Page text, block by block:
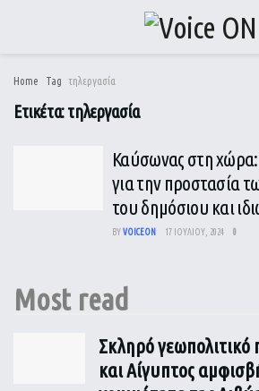
Home Tag τηλεργασία
Ετικέτα:τηλεργασία
Καύσωνας στη
για την προστασία
του δημόσιου και
BYVOICEON 17 ΙΟΥΛΊΟΥ, 2024 0
Most read
Σκληρό γεωπολιτικό
και Αίγυπτος